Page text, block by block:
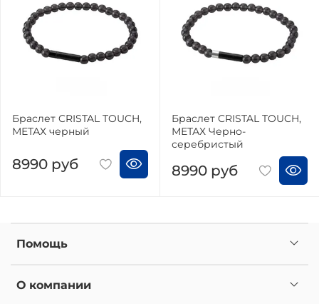
Браслет CRISTAL TOUCH,
МЕТАХ черный
8990 руб
Браслет CRISTAL TOUCH,
МЕТАХ Черно-
серебристый
8990 руб
Помощь
О компании